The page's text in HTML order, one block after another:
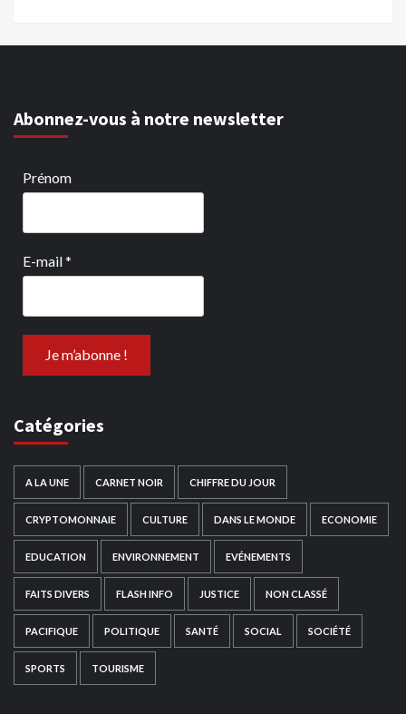
Abonnez-vous à notre newsletter
Prénom
E-mail*
Catégories
A LA UNE CARNET NOIR CHIFFRE DU JOUR
CRYPTOMONNAIE CULTURE DANS LE MONDE ECONOMIE
EDUCATION ENVIRONNEMENT EVÉNEMENTS
FAITS DIVERS FLASH INFO JUSTICE NON CLASSÉ
PACIFIQUE POLITIQUE SANTÉ SOCIAL SOCIÉTÉ
SPORTS TOURISME